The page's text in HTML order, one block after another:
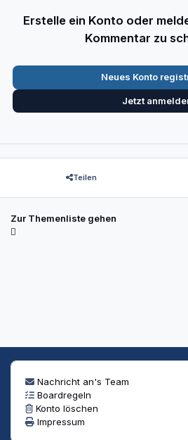
Erstelle ein Konto oder
Kommentar zu
Neues Konto
Jetzt
Teilen
Zur Themenliste gehen
Nachricht an's Team
Boardregeln
Konto löschen
Impressum